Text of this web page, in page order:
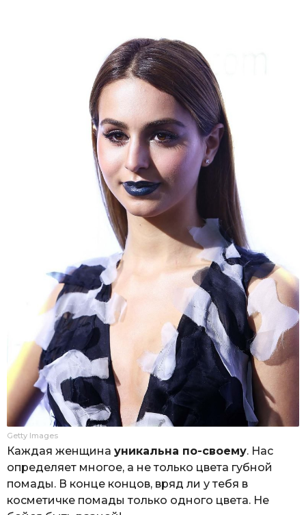
Getty Images
Каждая женщина уникальна по-своему. Нас
определяет многое, а не только цвета губной
помады. В конце концов, вряд ли у тебя в
косметичке помады только одного цвета. Не